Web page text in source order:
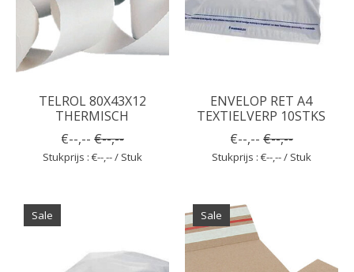
TELROL 80X43X12
THERMISCH
€--,-- €--,--
Stukprijs : €--,-- / Stuk
ENVELOP RET A4
TEXTIELVERP 10STKS
€--,-- €--,--
Stukprijs : €--,-- / Stuk
Sale Sale